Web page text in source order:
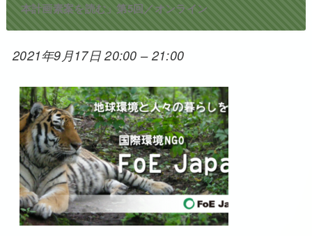
本計画素案を読む」第5回／オンライン
2021年9月17日 20:00 –21:00